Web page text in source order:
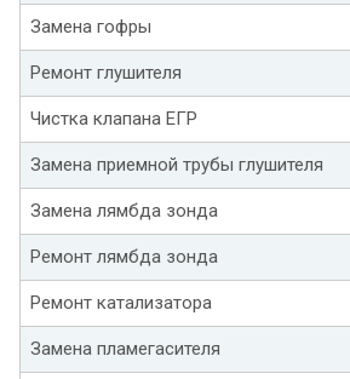
Замена гофры
Ремонт глушителя
Чистка клапана ЕГР
Замена приемной трубы глушителя
Замена лямбда зонда
Ремонт лямбда зонда
Ремонт катализатора
Замена пламегасителя